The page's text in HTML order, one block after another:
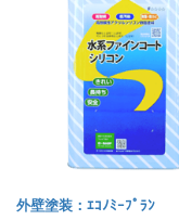
外壁塗装：ｴｺﾉﾐｰﾌﾟﾗﾝ